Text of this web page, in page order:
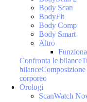
Body Scan
BodyFit
Body Comp
Body Smart
Altro
Confronta le bilance
bilanceComposizione
corporeo
Orologi
ScanWatch